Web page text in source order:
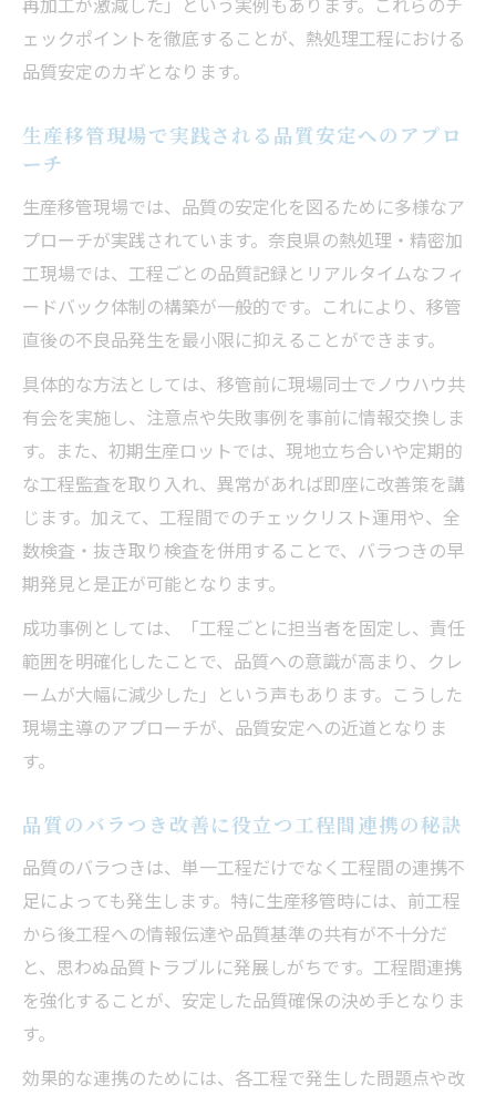
ェックポイントを徹底することが、熱処理工程における
品質安定のカギとなります。
生産移管現場で実践される品質安定へのアプロ
ーチ
生産移管現場では、品質の安定化を図るために多様なア
プローチが実践されています。奈良県の熱処理・精密加
工現場では、工程ごとの品質記録とリアルタイムなフィ
ードバック体制の構築が一般的です。これにより、移管
直後の不良品発生を最小限に抑えることができます。
具体的な方法としては、移管前に現場同士でノウハウ共
有会を実施し、注意点や失敗事例を事前に情報交換しま
す。また、初期生産ロットでは、現地立ち合いや定期的
な工程監査を取り入れ、異常があれば即座に改善策を講
じます。加えて、工程間でのチェックリスト運用や、全
数検査・抜き取り検査を併用することで、バラつきの早
期発見と是正が可能となります。
成功事例としては、「工程ごとに担当者を固定し、責任
範囲を明確化したことで、品質への意識が高まり、クレ
ームが大幅に減少した」という声もあります。こうした
現場主導のアプローチが、品質安定への近道となりま
す。
品質のバラつき改善に役立つ工程間連携の秘訣
品質のバラつきは、単一工程だけでなく工程間の連携不
足によっても発生します。特に生産移管時には、前工程
から後工程への情報伝達や品質基準の共有が不十分だ
と、思わぬ品質トラブルに発展しがちです。工程間連携
を強化することが、安定した品質確保の決め手となりま
す。
効果的な連携のためには、各工程で発生した問題点や改